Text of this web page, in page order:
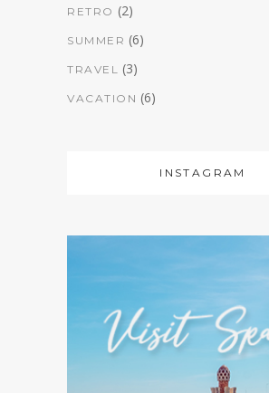
RETRO (2)
SUMMER (6)
TRAVEL (3)
VACATION (6)
INSTAGRAM